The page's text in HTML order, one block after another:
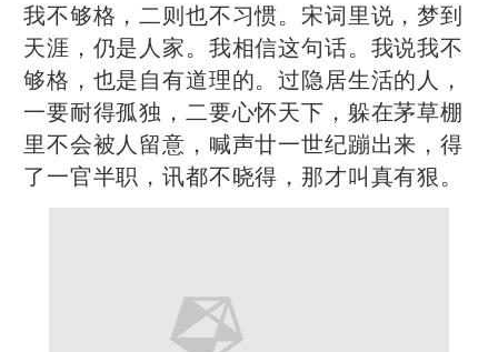
我不够格，二则也不习惯。宋词里说，梦到
天涯，仍是人家。我相信这句话。我说我不
够格，也是自有道理的。过隐居生活的人，
一要耐得孤独，二要心怀天下，躲在茅草棚
里不会被人留意，喊声廿一世纪蹦出来，得
了一官半职，讯都不晓得，那才叫真有狠。